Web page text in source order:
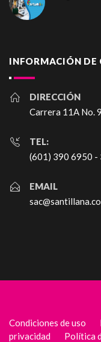
INFORMACIÓN DE
DIRECCIÓN
Carrera 11A No.
TEL:
(601) 390 6950 -
EMAIL
Condiciones de uso
privacidad
Política